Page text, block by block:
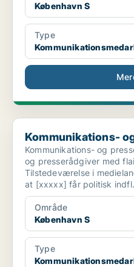
København S
Type
Kommunikations- og
Kommunikations-
Kommunikations- og
og presserådgiver med
Tilstedeværelse i
at [xxxxx] får politisk
Område
København S
Type